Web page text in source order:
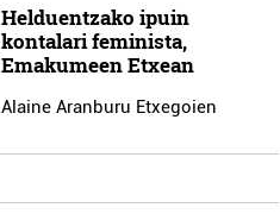
Helduentzako ipuin
kontalari feminista,
Emakumeen Etxean
Alaine Aranburu Etxegoien